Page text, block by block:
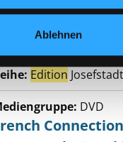
Ablehnen
besten
Schubert HansSuche
1961Verlag:Wien,
Edition
DVD